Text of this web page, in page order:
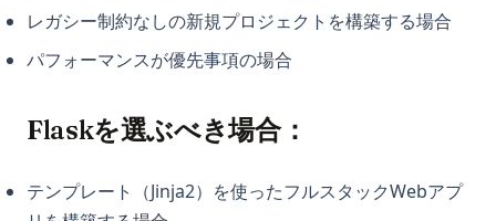
レガシー制約なしの新規プロジェクトを構築する場合
パフォーマンスが優先事項の場合
Flaskを選ぶべき場合：
テンプレート（Jinja2）を使ったフルスタックWebアプ